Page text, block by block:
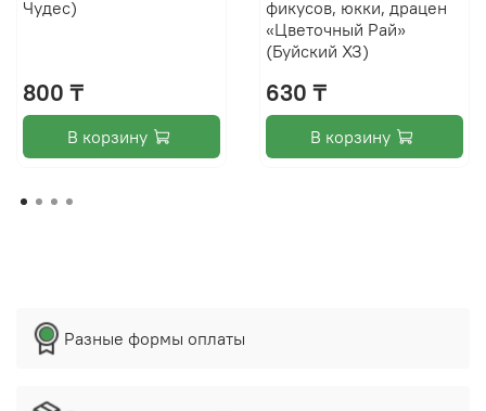
Чудес)
800 ₸
В корзину
фикусов, юкки, драцен
«Цветочный Рай»
(Буйский ХЗ)
630 ₸
В корзину
Разные формы оплаты